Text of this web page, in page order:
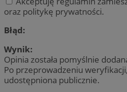
oraz politykę prywatności.
Błąd:
Wynik:
Opinia została pomyślnie
Po przeprowadzeniu
udostępniona publicznie.